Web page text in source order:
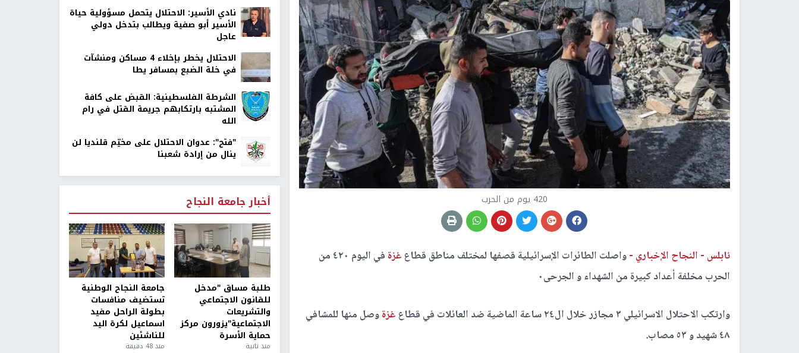
420 يوم من الحرب
نابلس - النجاح الإخباري -واصلت الطائرات الإسرائيلية قصفها لمختلف مناطق قطاع غزة
في اليوم ٤٢٠ من
الحرب مخلفة أعداد كبيرة من الشهداء و الجرحى٠
وارتكب الاحتلال الاسرائيلي ٣ مجازر خلال ال٢٤ ساعة الماضية ضد العائلات في قطاع غزةوصل منها للمشافي
٤٨ شهيد و ٥٣ مصاب.
نادي الأسير: الاحتلال يتحمل مسؤولية حياة
الأسير أبو صفية ويطالب بتدخل دولي
عاجل
الاحتلال يخطر بإخلاء 4 مساكن ومنشآت
في خلة الضبع بمسافر يطا
الشرطة الفلسطينية: القبض على كافة
المشتبه بارتكابهم جريمة القتل في رام
الله
"فتح": عدوان الاحتلال على مخيّم قلنديا لن
ينال من إرادة شعبنا
أخبار جامعة النجاح
طلبة مساق "مدخل
للقانون الاجتماعي
والتشريعات
الاجتماعية"يزورون مركز
حماية الأسرة
منذ ثانية
جامعة النجاح الوطنية
تستضيف منافسات
بطولة الراحل مفيد
اسماعيل لكرة اليد
للناشئين
منذ 48 دقيقة